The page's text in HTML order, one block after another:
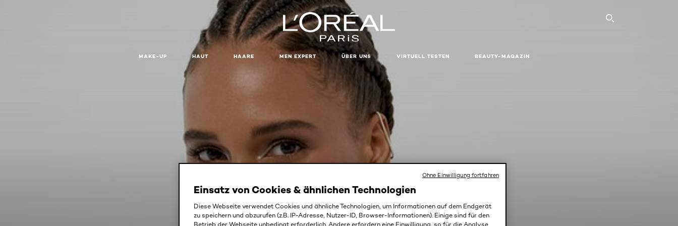
SEARCH
MAKE-UP HAUT HAARE MEN EXPERT ÜBER UNS VIRTUELL TESTEN BEAUTY-MAGAZIN
LEICHT DECKENDES MAKE-UP
Einsatz von Cookies & ähnlichen Technologien
Diese Webseite verwendet Cookies und ähnliche Technologien, um Informationen auf dem Endgerät
zu speichern und abzurufen (z.B. IP-Adresse, Nutzer-ID, Browser-Informationen). Einige sind für den
Betrieb der Webseite unbedingt erforderlich. Andere erfordern eine Einwilligung, so für die Analyse
Ohne Einwilligung fortfahren